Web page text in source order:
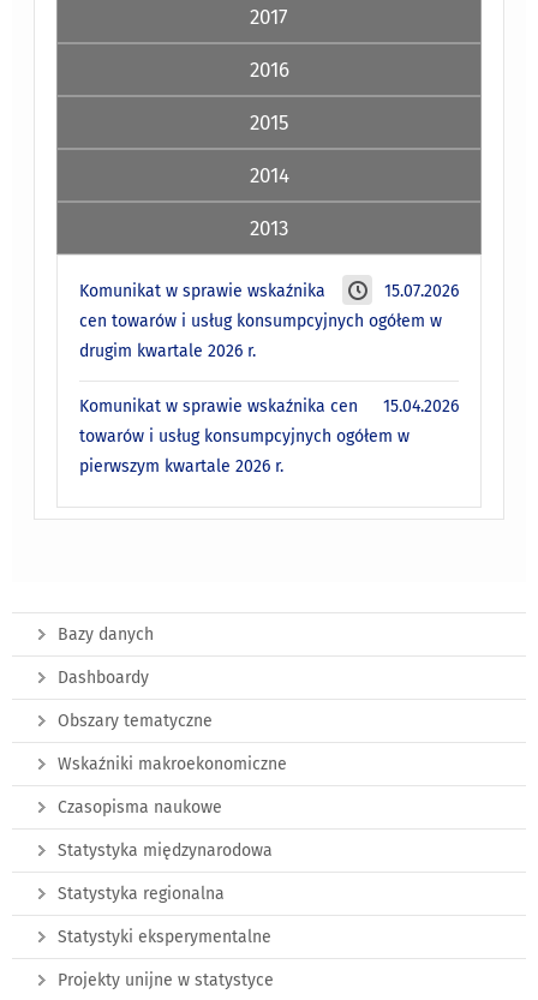
2017
2016
2015
2014
2013
15.07.2026
Komunikat w sprawie wskaźnika
cen towarów i usług konsumpcyjnych ogółem w
drugim kwartale 2026 r.
15.04.2026
Komunikat w sprawie wskaźnika cen
towarów i usług konsumpcyjnych ogółem w
pierwszym kwartale 2026 r.
Bazy danych
Dashboardy
Obszary tematyczne
Wskaźniki makroekonomiczne
Czasopisma naukowe
Statystyka międzynarodowa
Statystyka regionalna
Statystyki eksperymentalne
Projekty unijne w statystyce